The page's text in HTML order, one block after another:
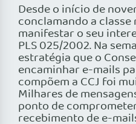
Desde o início de
conclamando a classe
manifestar o seu
PLS 025/2002. Na
estratégia que o
encaminhar e-mails
compõem a CCJ foi
Milhares de
ponto de
recebimento de e-